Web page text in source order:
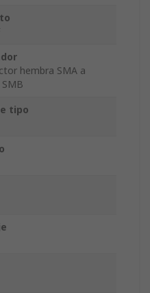
hembra SMA a
tipo